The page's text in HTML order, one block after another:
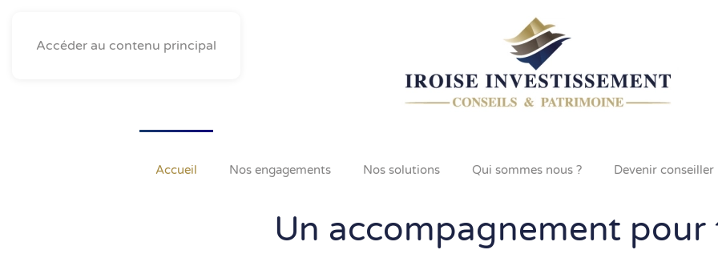
Accéder au contenu principal
Accueil Nos engagements Nos solutions Qui sommes nous ? Devenir conseiller
Un accompagnement pour